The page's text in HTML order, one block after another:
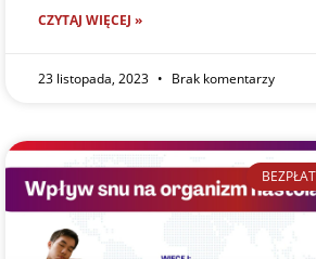
CZYTAJ WIĘCEJ »
23 listopada, 2023 Brak komentarzy